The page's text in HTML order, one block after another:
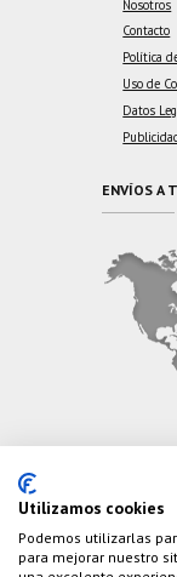
Nosotros
Contacto
Política
Uso de
Datos
ENVÍOS A
Teléfono:
Utilizamos cookies
Podemos utilizarlas
para mejorar nuestro